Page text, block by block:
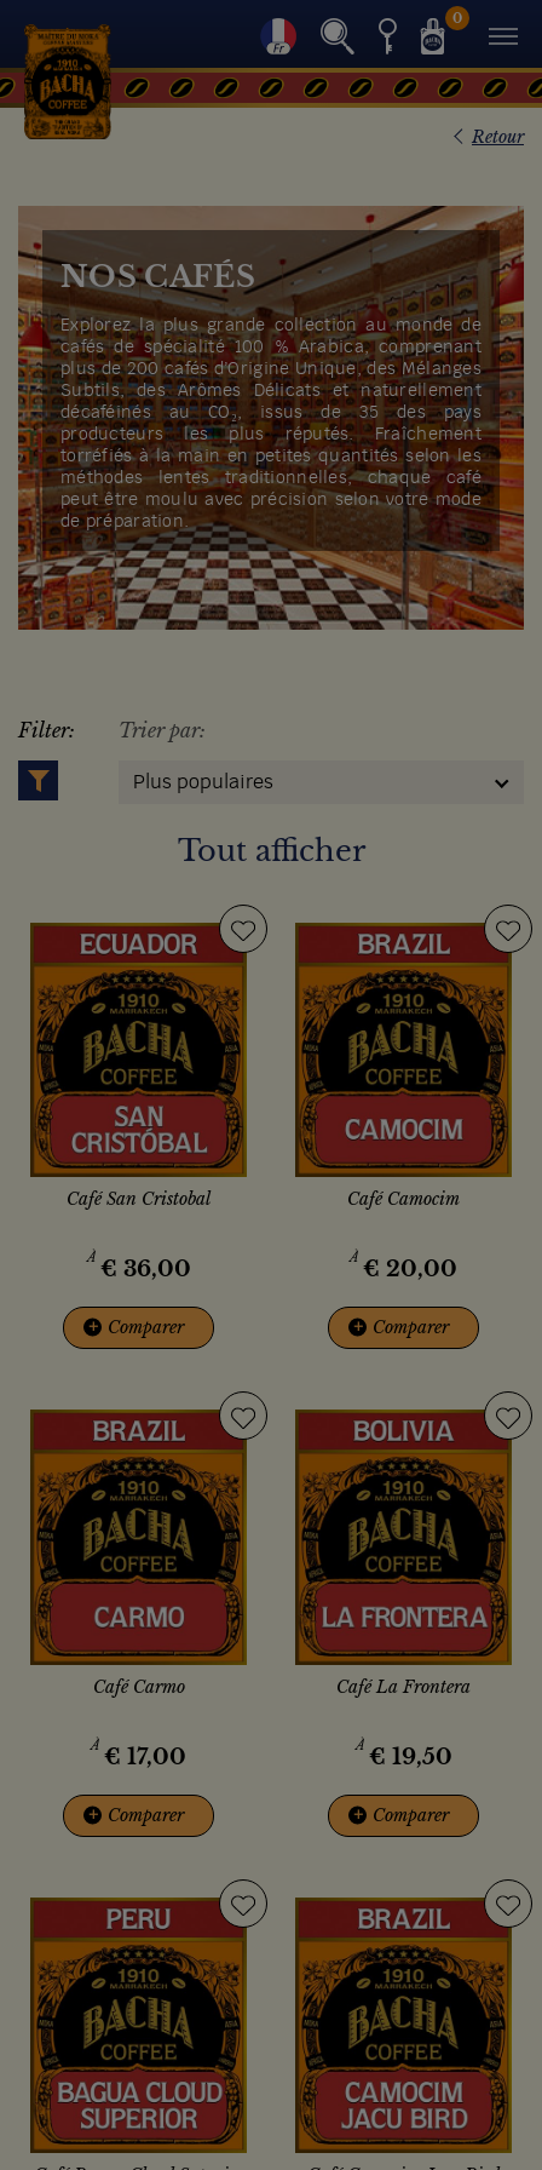
0
Retour
NOS CAFÉS
Explorez la plus grande collection au monde de
cafés de spécialité 100 % Arabica, comprenant
plus de 200 cafés d’Origine Unique, des Mélanges
Subtils, des Arômes Délicats et naturellement
décaféinés au CO₂, issus de 35 des pays
producteurs les plus réputés. Fraîchement
torréfiés à la main en petites quantités selon les
méthodes lentes traditionnelles, chaque café
peut être moulu avec précision selon votre mode
de préparation.
Tout afficher
Filter: Trier par:
Plus populaires
Café San Cristobal
À € 36,00
+ Comparer
Café Camocim
À € 20,00
+ Comparer
Café Carmo
À € 17,00
+ Comparer
Café La Frontera
À € 19,50
+ Comparer